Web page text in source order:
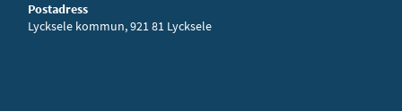
Postadress
Lycksele kommun, 921 81 Lycksele